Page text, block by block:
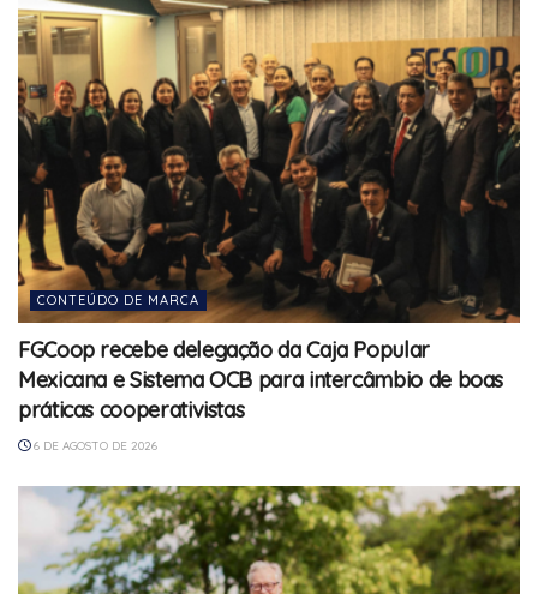
CONTEÚDO DE MARCA
FGCoop recebe delegação da Caja Popular
Mexicana e Sistema OCB para intercâmbio de boas
práticas cooperativistas
6 DE AGOSTO DE 2026